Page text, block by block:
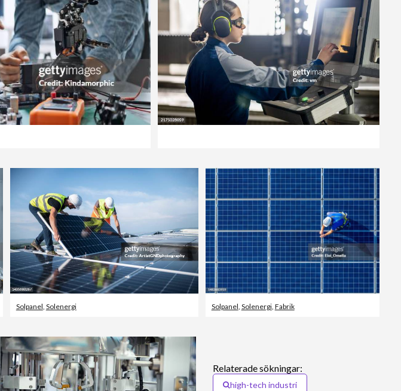
Solpanel, Solenergi Solpanel, Solenergi, Fabrik
Relaterade sökningar:
high-tech industri